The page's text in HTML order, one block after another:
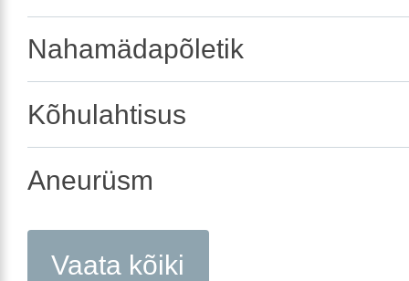
Nahamädapõletik
Kõhulahtisus
Aneurüsm
Vaata kõiki